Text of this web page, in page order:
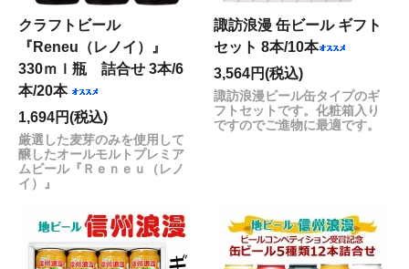
クラフトビール
『Reneu（レノイ）』
330ｍｌ瓶 詰合せ 3本/6
本/20本
1,694円(税込)
厳選した麦芽のみを使用して
醸したオールモルトプレミア
ムビール『Ｒｅｎｅｕ（レノ
イ）』
諏訪浪漫 缶ビール ギフト
セット 8本/10本
3,564円(税込)
諏訪浪漫ビール缶タイプのギ
フトセットです。化粧箱入り
ですのでご進物に最適です。